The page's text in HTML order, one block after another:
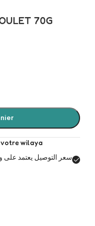
70G
votre wilaya
سعر التوصيل يعتمد على